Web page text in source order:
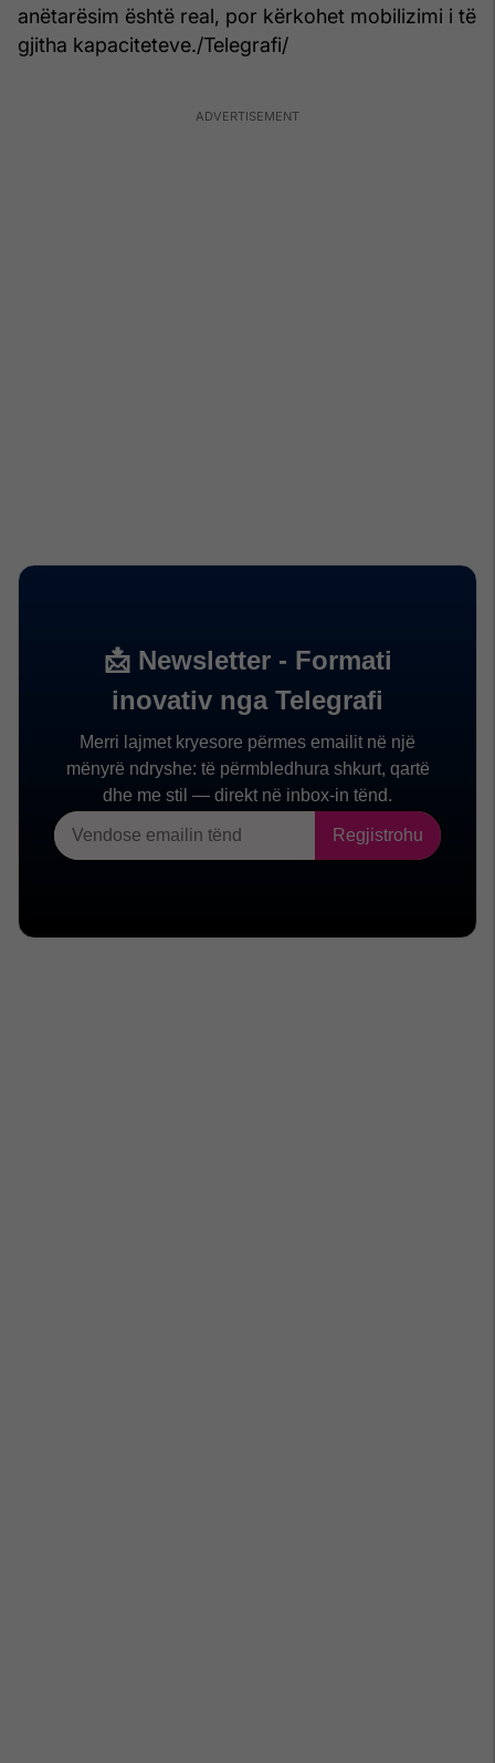
anëtarësim është real, por kërkohet mobilizimi i të
gjitha kapaciteteve./Telegrafi/